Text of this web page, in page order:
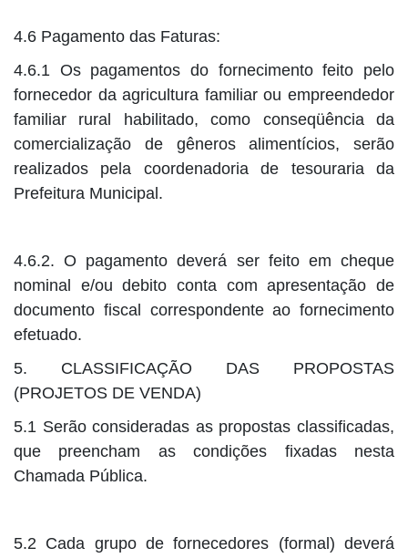
4.6 Pagamento das Faturas:
4.6.1 Os pagamentos do fornecimento feito pelo
fornecedor da agricultura familiar ou empreendedor
familiar rural habilitado, como conseqüência da
comercialização de gêneros alimentícios, serão
realizados pela coordenadoria de tesouraria da
Prefeitura Municipal.
4.6.2. O pagamento deverá ser feito em cheque
nominal e/ou debito conta com apresentação de
documento fiscal correspondente ao fornecimento
efetuado.
5. CLASSIFICAÇÃO DAS PROPOSTAS
(PROJETOS DE VENDA)
5.1 Serão consideradas as propostas classificadas,
que preencham as condições fixadas nesta
Chamada Pública.
5.2 Cada grupo de fornecedores (formal) deverá